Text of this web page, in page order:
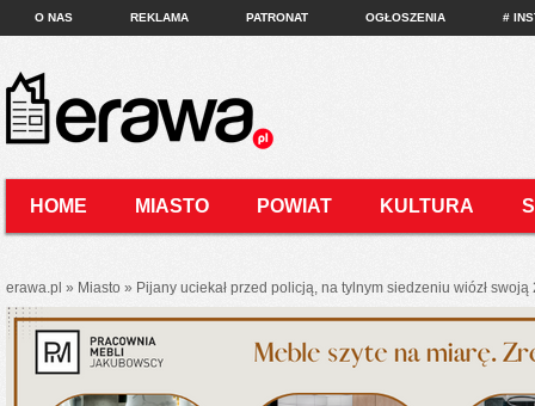
O NAS REKLAMA PATRONAT OGŁOSZENIA #
HOME MIASTO POWIAT KULTURA
erawa.pl » Miasto » Pijany uciekał przed policją, na tylnym siedzeniu wiózł